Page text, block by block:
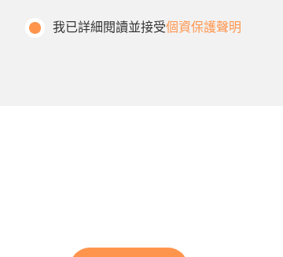
我已詳細閱讀並接受個資保護聲明